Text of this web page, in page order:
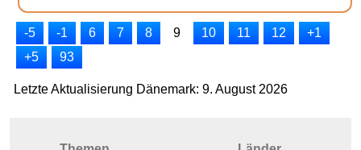
-5 -1 6 7 8 9 10 11 12
+1
+5
93
Letzte Aktualisierung Dänemark: 9. August 2026